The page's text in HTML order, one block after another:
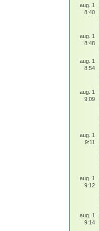
aug. 1
8:40
aug. 1
8:48
aug. 1
8:54
aug. 1
9:09
aug. 1
9:11
aug. 1
9:12
aug. 1
9:14